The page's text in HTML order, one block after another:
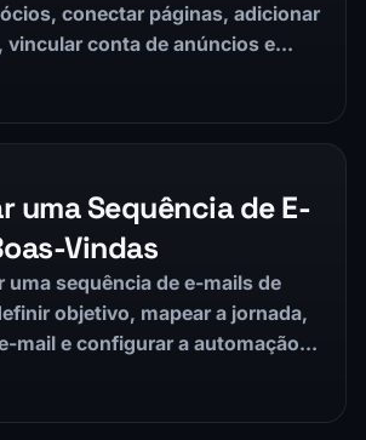
conectar páginas, adicionar
vincular conta de anúncios e
uma Sequência de E-
Vindas
uma sequência de e-mails de
objetivo, mapear a jornada,
mail e configurar a automação